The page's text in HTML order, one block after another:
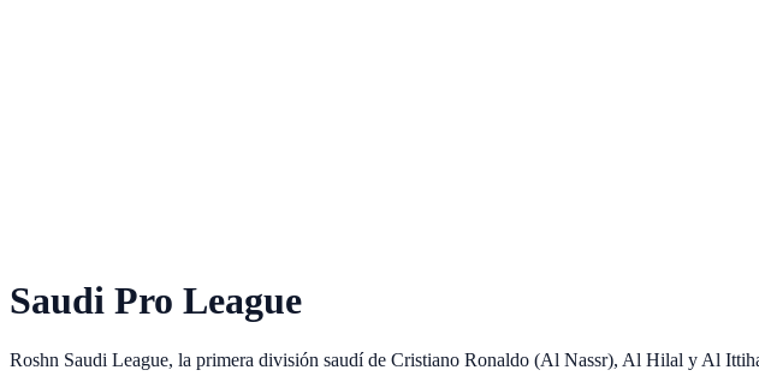
Saudi Pro League
Roshn Saudi League, la primera división saudí de Cristiano Ronaldo (Al Nassr), Al Hilal y Al